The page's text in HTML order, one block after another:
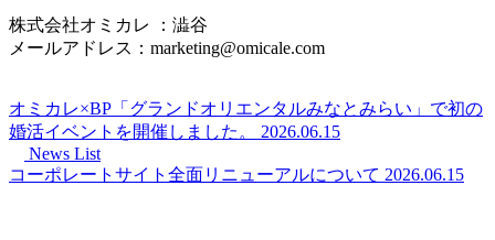
株式会社オミカレ ：澁谷
メールアドレス：marketing@omicale.com
オミカレ×BP「グランドオリエンタルみなとみらい」で初の
婚活イベントを開催しました。
2026.06.15
News List
コーポレートサイト全面リニューアルについて 2026.06.15